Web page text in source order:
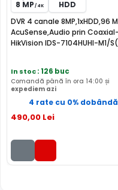
8 MP / 4K
HDD
DVR 4 canale 8MP,1xHDD,96
AcuSense,Audio prin Coaxial-
HikVision IDS-7104HUHI-M1/
In stoc: 126 buc
Comandă până în ora 14:00 și
expediem azi
4 rate cu 0% dobândă
490,00 Lei